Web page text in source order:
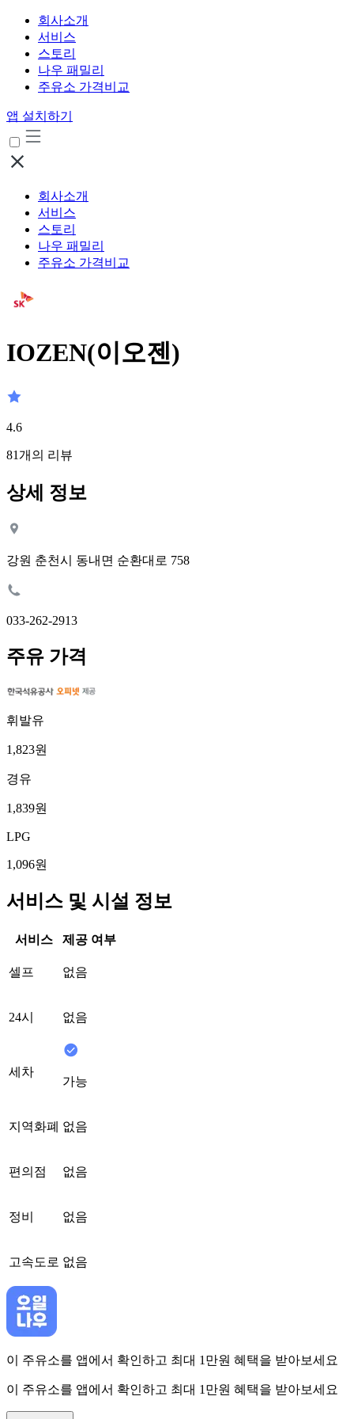
회사소개
서비스
스토리
나우 패밀리
주유소 가격비교
앱 설치하기
회사소개
서비스
스토리
나우 패밀리
주유소 가격비교
IOZEN(이오젠)
4.6
81개의 리뷰
상세 정보
강원 춘천시 동내면 순환대로 758
033-262-2913
주유 가격
휘발유
1,823원
경유
1,839원
LPG
1,096원
서비스 및 시설 정보
서비스 제공 여부
셀프 없음
24시 없음
세차
가능
지역화폐 없음
편의점 없음
정비 없음
고속도로 없음
이 주유소를 앱에서 확인하고 최대 1만원 혜택을 받아보세요
이 주유소를 앱에서 확인하고 최대 1만원 혜택을 받아보세요